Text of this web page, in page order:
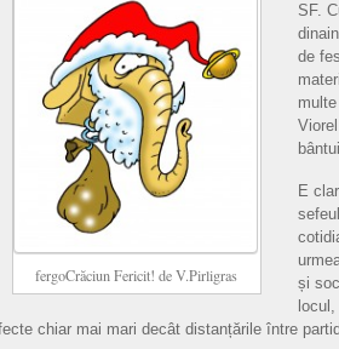
fergoCrăciun Fericit! de V.Pirligras
SF.
de
E
și
chiar mai mari decât distanțările între